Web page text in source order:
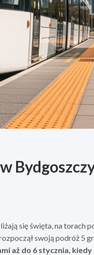
się święta, na torach
swoją podróż 5
aż do 6 stycznia,